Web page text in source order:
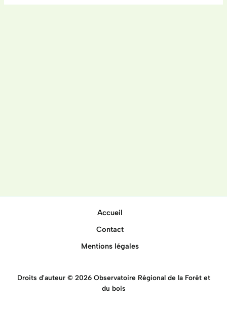
Accueil
Contact
Mentions légales
Droits d'auteur © 2026 Observatoire Régional de la Forêt et
du bois